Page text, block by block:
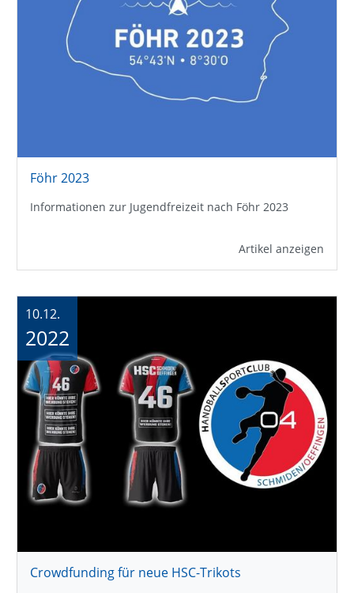
Föhr 2023
Informationen zur Jugendfreizeit nach Föhr 2023
Artikel anzeigen
Crowdfunding für neue HSC-Trikots
10.12.
2022